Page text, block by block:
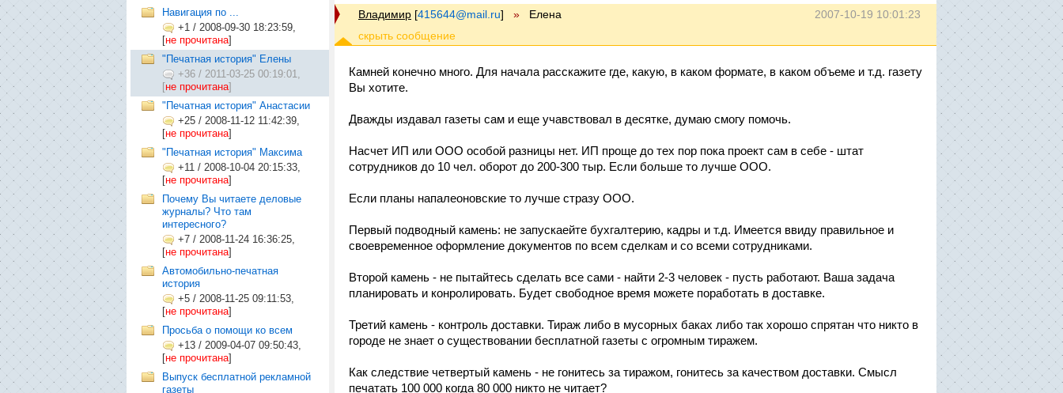
Навигация по ...
+1 / 2008-09-30 18:23:59,
[не прочитана]
"Печатная история" Елены
+36 / 2011-03-25 00:19:01,
[не прочитана]
"Печатная история" Анастасии
+25 / 2008-11-12 11:42:39,
[не прочитана]
"Печатная история" Максима
+11 / 2008-10-04 20:15:33,
[не прочитана]
Почему Вы читаете деловые
журналы? Что там
интересного?
+7 / 2008-11-24 16:36:25,
[не прочитана]
Автомобильно-печатная
история
+5 / 2008-11-25 09:11:53,
[не прочитана]
Просьба о помощи ко всем
+13 / 2009-04-07 09:50:43,
[не прочитана]
Выпуск бесплатной рекламной
газеты
2007-10-19 10:01:23
Владимир [415644@mail.ru] » Елена
Камней конечно много. Для начала расскажите где, какую, в каком формате, в каком объеме и т.д. газету
Вы хотите.
Дважды издавал газеты сам и еще учавствовал в десятке, думаю смогу помочь.
Насчет ИП или ООО особой разницы нет. ИП проще до тех пор пока проект сам в себе - штат
сотрудников до 10 чел. оборот до 200-300 тыр. Если больше то лучше ООО.
Если планы напалеоновские то лучше стразу ООО.
Первый подводный камень: не запускаейте бухгалтерию, кадры и т.д. Имеется ввиду правильное и
своевременное оформление документов по всем сделкам и со всеми сотрудниками.
Второй камень - не пытайтесь сделать все сами - найти 2-3 человек - пусть работают. Ваша задача
планировать и конролировать. Будет свободное время можете поработать в доставке.
Третий камень - контроль доставки. Тираж либо в мусорных баках либо так хорошо спрятан что никто в
городе не знает о существовании бесплатной газеты с огромным тиражем.
Как следствие четвертый камень - не гонитесь за тиражом, гонитесь за качеством доставки. Смысл
печатать 100 000 когда 80 000 никто не читает?